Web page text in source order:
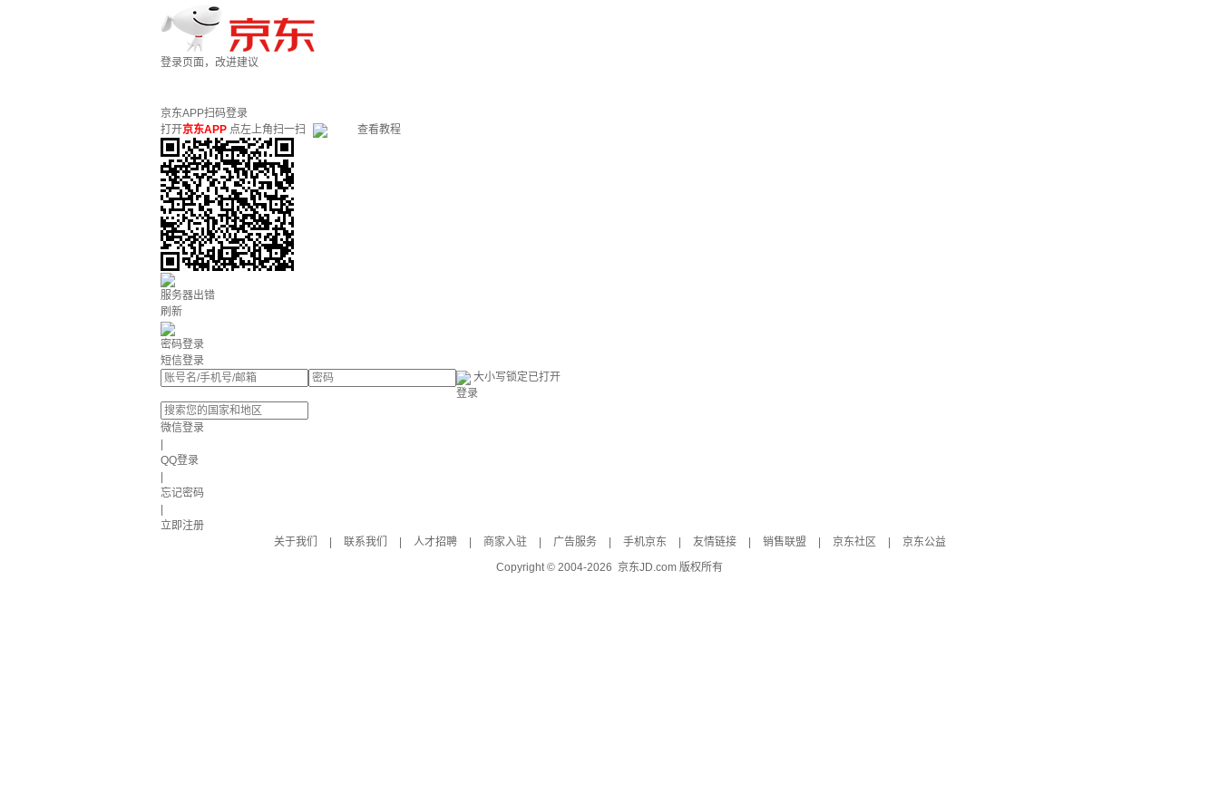
登录页面，改进建议
京东APP扫码登录
打开京东APP 点左上角扫一扫 查看教程
服务器出错
刷新
密码登录
短信登录
大小写锁定已打开
登录
微信登录
QQ登录
忘记密码
立即注册
关于我们
联系我们 人才招聘 商家入驻 广告服务 手机京东 友情链接 销售联盟 京东社区
京东公益
Copyright © 2004-2026 京东JD.com 版权所有